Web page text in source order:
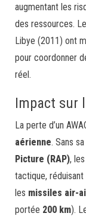
augmentant les
des ressources.
Libye (2011) ont
pour coordonner
réel.
Impact sur
La perte d’un
aérienne. Sans
Picture (RAP),
tactique,
les missiles air-
portée 200 km).